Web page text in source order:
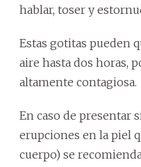
hablar, toser y
Estas gotitas pueden
aire hasta dos horas,
altamente contagiosa.
En caso de presentar
erupciones en la piel
cuerpo) se